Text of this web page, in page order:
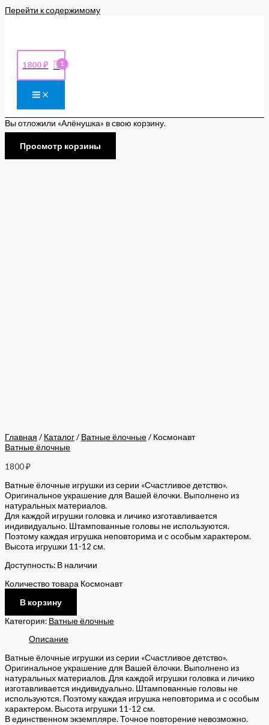
Перейти к содержимому
1800₽
Вы отложили «Алёнушка» в свою корзину.
Просмотр корзины
Главная / Каталог/ Ватные ёлочные/ Космонавт
Ватные ёлочные
1800₽
Ватные ёлочные игрушки из серии «Счастливое детство».
Оригинальное украшение для Вашей ёлочки. Выполнено из
натуральных материалов.
Для каждой игрушки головка и личико изготавливается
индивидуально. Штампованные головы не используются.
Поэтому каждая игрушка неповторима и с особым характером.
Высота игрушки 11-12 см.
Доступность: В наличии
Количество товара Космонавт
В корзину
Категория: Ватные ёлочные
Описание
Ватные ёлочные игрушки из серии «Счастливое детство».
Оригинальное украшение для Вашей ёлочки. Выполнено из
натуральных материалов. Для каждой игрушки головка и личико
изготавливается индивидуально. Штампованные головы не
используются. Поэтому каждая игрушка неповторима и с особым
характером. Высота игрушки 11-12 см.
В единственном экземпляре. Точное повторение невозможно.